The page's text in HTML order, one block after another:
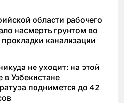
области рабочего
насмерть грунтом во
канализации
не уходит: на этой
в Узбекистане
поднимется до 42